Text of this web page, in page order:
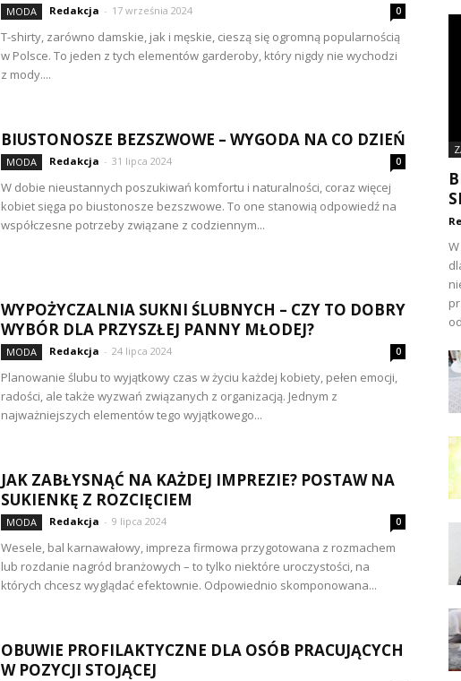
MODA Redakcja - 17 września 2024 0
T-shirty, zarówno damskie, jak i męskie, cieszą się ogromną popularnością
w Polsce. To jeden z tych elementów garderoby, który nigdy nie wychodzi
z mody....
BIUSTONOSZE BEZSZWOWE – WYGODA NA CO DZIEŃ
MODA Redakcja - 31 lipca 2024 0
W dobie nieustannych poszukiwań komfortu i naturalności, coraz więcej
kobiet sięga po biustonosze bezszwowe. To one stanowią odpowiedź na
współczesne potrzeby związane z codziennym...
WYPOŻYCZALNIA SUKNI ŚLUBNYCH – CZY TO DOBRY
WYBÓR DLA PRZYSZŁEJ PANNY MŁODEJ?
MODA Redakcja - 24 lipca 2024 0
Planowanie ślubu to wyjątkowy czas w życiu każdej kobiety, pełen emocji,
radości, ale także wyzwań związanych z organizacją. Jednym z
najważniejszych elementów tego wyjątkowego...
JAK ZABŁYSNĄĆ NA KAŻDEJ IMPREZIE? POSTAW NA
SUKIENKĘ Z ROZCIĘCIEM
MODA Redakcja - 9 lipca 2024 0
Wesele, bal karnawałowy, impreza firmowa przygotowana z rozmachem
lub rozdanie nagród branżowych – to tylko niektóre uroczystości, na
których chcesz wyglądać efektownie. Odpowiednio skomponowana...
OBUWIE PROFILAKTYCZNE DLA OSÓB PRACUJĄCYCH
W POZYCJI STOJĄCEJ